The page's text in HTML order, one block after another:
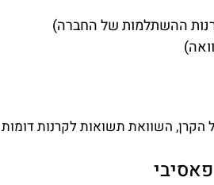
ההשתלמות של החברה)
השוואת תשואות לקרנות דומות